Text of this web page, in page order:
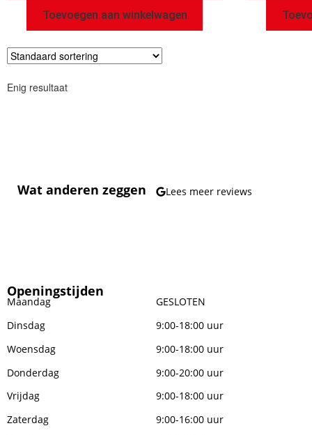
Toevoegen aan winkelwagen
Enig resultaat
Wat anderen zeggen Lees meer reviews
Openingstijden
Maandag
GESLOTEN
Dinsdag
9:00-18:00 uur
Woensdag
9:00-18:00 uur
Donderdag
9:00-20:00 uur
Vrijdag
9:00-18:00 uur
Zaterdag
9:00-16:00 uur